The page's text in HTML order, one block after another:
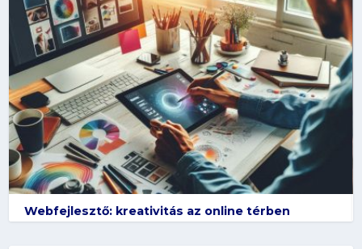
Webfejlesztő: kreativitás az online térben